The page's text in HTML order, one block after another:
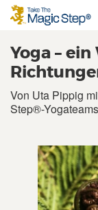
Yoga –
Von Uta Pippig
Step®-Yogateams